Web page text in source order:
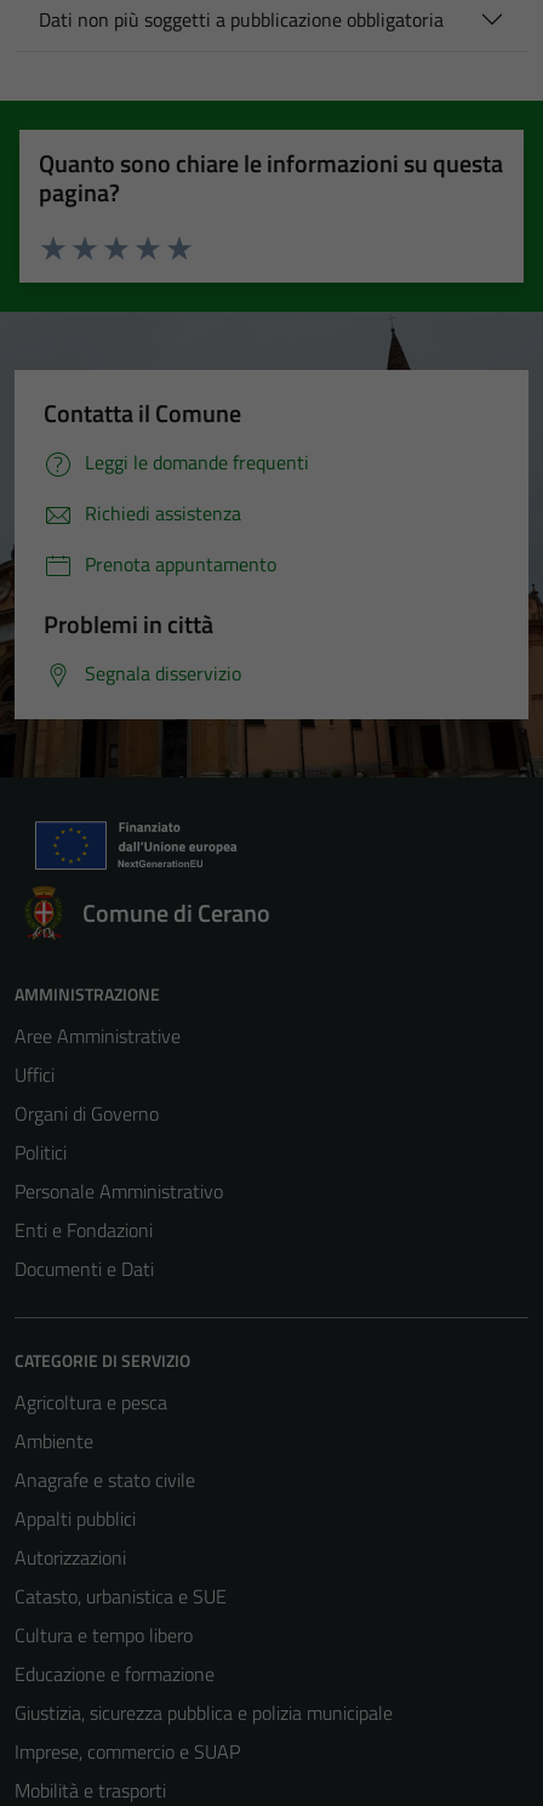
Dati non più soggetti a pubblicazione obbligatoria
Quanto sono chiare le informazioni su questa
pagina?
Valuta 5 stelle su 5
Valuta 4 stelle su 5
Valuta 3 stelle su 5
Valuta 2 stelle su 5
Valuta 1 stelle su 5
Contatta il Comune
Leggi le domande frequenti
Richiedi assistenza
Prenota appuntamento
Problemi in città
Segnala disservizio
Comune di Cerano
AMMINISTRAZIONE
Aree Amministrative
Uffici
Organi di Governo
Politici
Personale Amministrativo
Enti e Fondazioni
Documenti e Dati
CATEGORIE DI SERVIZIO
Agricoltura e pesca
Ambiente
Anagrafe e stato civile
Appalti pubblici
Autorizzazioni
Catasto, urbanistica e SUE
Cultura e tempo libero
Educazione e formazione
Giustizia, sicurezza pubblica e polizia municipale
Imprese, commercio e SUAP
Mobilità e trasporti
Tecnici